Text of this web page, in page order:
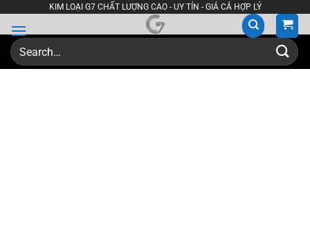
content
KIM LOẠI G7 CHẤT LƯỢNG CAO - UY TÍN - GIÁ CẢ HỢP LÝ
Search
for: